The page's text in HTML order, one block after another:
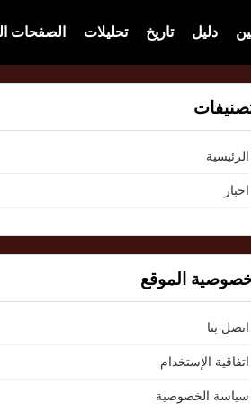
دليل تاريخ تحليلات الصفحات
الرئيسية
اخبار
الموقع
اتصل بنا
اتفاقية الإستخدام
سياسة الخصوصية